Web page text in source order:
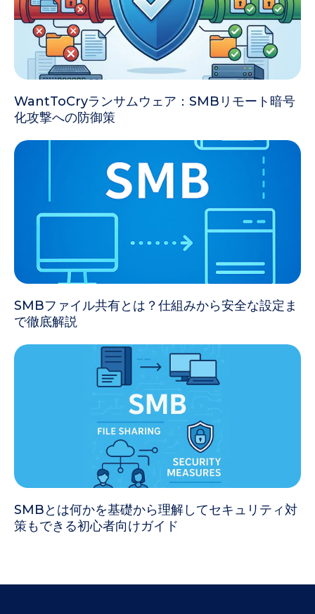
WantToCryランサムウェア：SMBリモート暗号
化攻撃への防御策
SMBファイル共有とは？仕組みから安全な設定ま
で徹底解説
SMBとは何かを基礎から理解してセキュリティ対
策もできる初心者向けガイド